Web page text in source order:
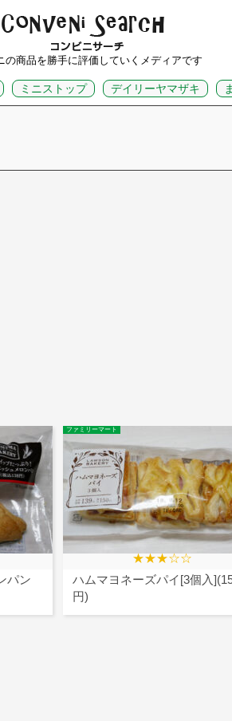
の商品を勝手に評価していくメディアです
ミニストップ デイリーヤマザキ
パン
ファミリーマート
★★★☆☆
ハムマヨネーズパイ[3個入
円)